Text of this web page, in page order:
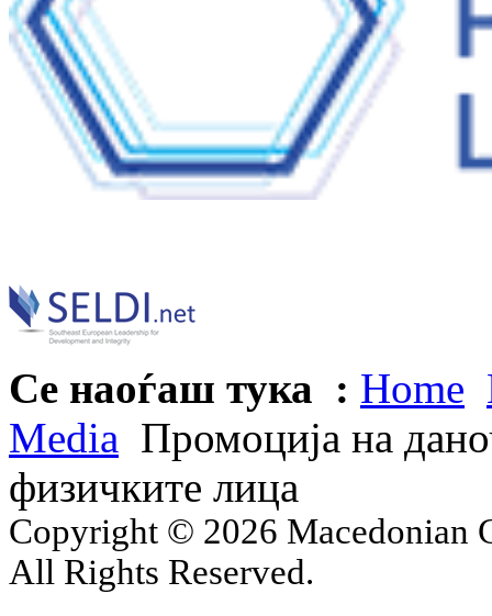
Се наоѓаш тука : Home
Media Промоција на
физичките лица
Copyright © 2026 Macedonian
All Rights Reserved.